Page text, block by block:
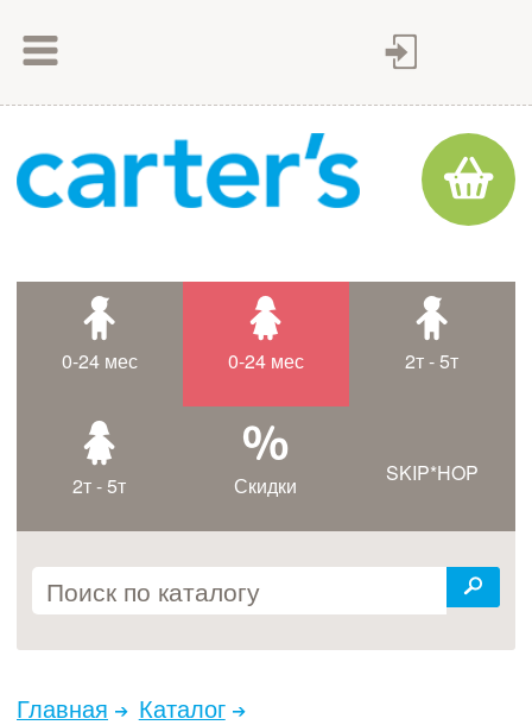
Как оплатить
Доставка товара
Контакты
0-24 мес 0-24 мес 2т - 5т
2т - 5т Скидки SKIP*HOP
Главная
Каталог